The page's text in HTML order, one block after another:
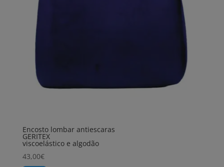
Encosto lombar antiescaras
GERITEX
viscoelástico e algodão
43,00€